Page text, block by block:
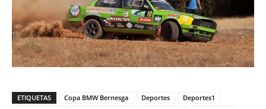
ETIQUETAS Copa BMW Bernesga Deportes
Deportes1